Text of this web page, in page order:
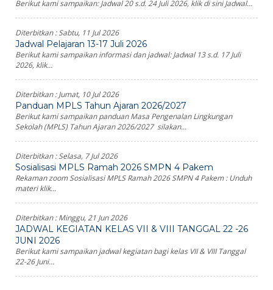
Berikut kami sampaikan: Jadwal 20 s.d. 24 Juli 2026, klik di sini Jadwal...
Diterbitkan :Sabtu, 11 Jul 2026
Jadwal Pelajaran 13-17 Juli 2026
Berikut kami sampaikan informasi dan jadwal: Jadwal 13 s.d. 17 Juli
2026, klik...
Diterbitkan :Jumat, 10 Jul 2026
Panduan MPLS Tahun Ajaran 2026/2027
Berikut kami sampaikan panduan Masa Pengenalan Lingkungan
Sekolah (MPLS) Tahun Ajaran 2026/2027 silakan...
Diterbitkan :Selasa, 7 Jul 2026
Sosialisasi MPLS Ramah 2026 SMPN 4 Pakem
Rekaman zoom Sosialisasi MPLS Ramah 2026 SMPN 4 Pakem : Unduh
materi klik...
Diterbitkan :Minggu, 21 Jun 2026
JADWAL KEGIATAN KELAS VII & VIII TANGGAL 22 -26
JUNI 2026
Berikut kami sampaikan jadwal kegiatan bagi kelas VII & VIII Tanggal
22-26 Juni...